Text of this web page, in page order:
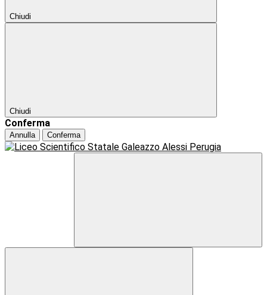
Chiudi
Chiudi
Conferma
Annulla Conferma